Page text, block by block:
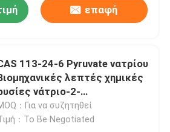
επαφή
113-24-6 Pyruvate νατρίου
λεπτές χημικές
νάτριο-2-
：Για να συζητηθεί
：To Be Negotiated